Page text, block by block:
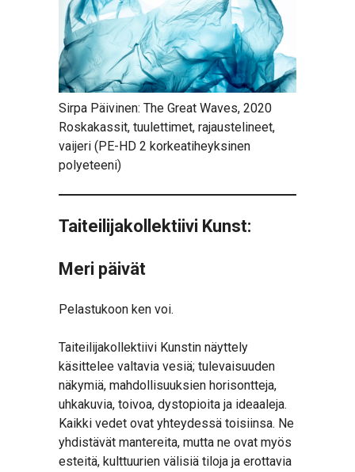
Sirpa Päivinen: The Great Waves, 2020
Roskakassit, tuulettimet, rajaustelineet,
vaijeri (PE-HD 2 korkeatiheyksinen
polyeteeni)
Taiteilijakollektiivi Kunst:
Meri päivät
Pelastukoon ken voi.
Taiteilijakollektiivi Kunstin näyttely
käsittelee valtavia vesiä; tulevaisuuden
näkymiä, mahdollisuuksien horisontteja,
uhkakuvia, toivoa, dystopioita ja ideaaleja.
Kaikki vedet ovat yhteydessä toisiinsa. Ne
yhdistävät mantereita, mutta ne ovat myös
esteitä, kulttuurien välisiä tiloja ja erottavia